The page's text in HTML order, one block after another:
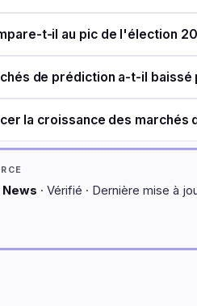
t-il au pic de l'élection
de prédiction a-t-il
la croissance des marchés
News · Vérifié · Dernière mise à